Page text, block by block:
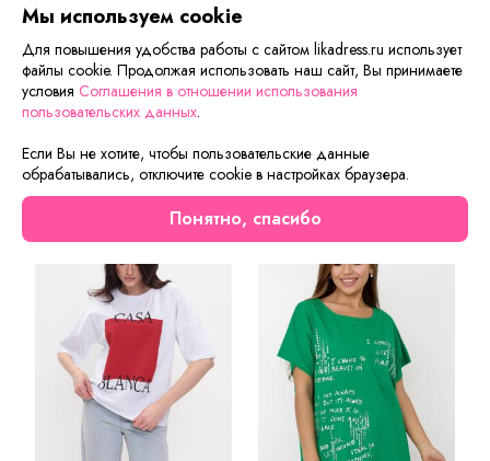
Классические модные женские брюки Доминика.
Широкие брюки делают Ваш образ элегантным,
визуально вытягивает силуэт. В них Вы всегда будете
чувствовать себя на высоте.
Сейчас на сайте смотрят
Шок-цена
Мы используем cookie
Для повышения удобства работы с сайтом likadress.ru использует
файлы cookie. Продолжая использовать наш сайт, Вы принимаете
условия Соглашения в отношении использования
пользовательских данных.
Если Вы не хотите, чтобы пользовательские данные
обрабатывались, отключите cookie в настройках браузера.
Понятно, спасибо